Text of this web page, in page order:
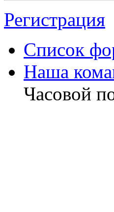
Регистрация
Список
Наша
Часовой